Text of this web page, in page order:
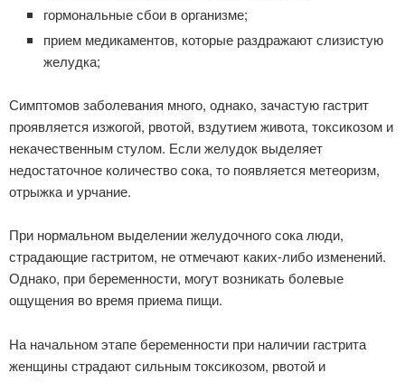
гормональные сбои в организме;
прием медикаментов, которые раздражают слизистую
желудка;
Симптомов заболевания много, однако, зачастую гастрит
проявляется изжогой, рвотой, вздутием живота, токсикозом и
некачественным стулом. Если желудок выделяет
недостаточное количество сока, то появляется метеоризм,
отрыжка и урчание.
При нормальном выделении желудочного сока люди,
страдающие гастритом, не отмечают каких-либо изменений.
Однако, при беременности, могут возникать болевые
ощущения во время приема пищи.
На начальном этапе беременности при наличии гастрита
женщины страдают сильным токсикозом, рвотой и